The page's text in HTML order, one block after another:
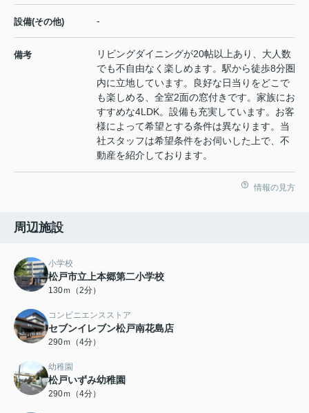
設備(その他) -
備考
リビングダイニングが20帖以上あり、大人数
でも不自由なく楽しめます。駅から徒歩8分圏
内に立地しています。良好な日当りをどこで
も楽しめる、全室2面の窓付きです。家族にお
すすめな4LDK。設備も充実しています。お客
様によって希望とする条件は異なります。当
社スタッフは希望条件をお伺いした上で、不
動産を紹介しております。
情報の見方
周辺施設
小学校
松戸市立上本郷第二小学校
130ｍ（2分）
コンビニエンスストア
セブンイレブン松戸南花島店
290ｍ（4分）
幼稚園
松戸いずみ幼稚園
290ｍ（4分）